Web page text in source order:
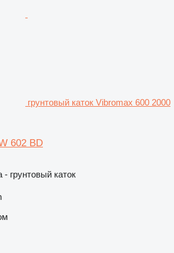
грунтовый каток Vibromax 600 2000
602 BD
- грунтовый каток